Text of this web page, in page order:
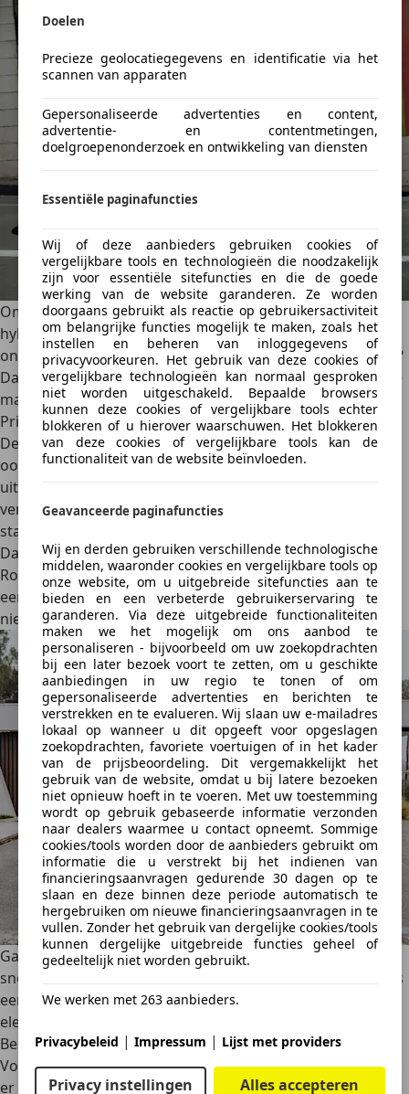
Doelen
Precieze geolocatiegegevens en identificatie via het
scannen van apparaten
Gepersonaliseerde advertenties en content,
advertentie- en contentmetingen,
doelgroepenonderzoek en ontwikkeling van diensten
Essentiële paginafuncties
Wij of deze aanbieders gebruiken cookies of
vergelijkbare tools en technologieën die noodzakelijk
zijn voor essentiële sitefuncties en die de goede
werking van de website garanderen. Ze worden
doorgaans gebruikt als reactie op gebruikersactiviteit
om belangrijke functies mogelijk te maken, zoals het
instellen en beheren van inloggegevens of
privacyvoorkeuren. Het gebruik van deze cookies of
vergelijkbare technologieën kan normaal gesproken
niet worden uitgeschakeld. Bepaalde browsers
kunnen deze cookies of vergelijkbare tools echter
blokkeren of u hierover waarschuwen. Het blokkeren
van deze cookies of vergelijkbare tools kan de
functionaliteit van de website beïnvloeden.
Geavanceerde paginafuncties
Wij en derden gebruiken verschillende technologische
middelen, waaronder cookies en vergelijkbare tools op
onze website, om u uitgebreide sitefuncties aan te
bieden en een verbeterde gebruikerservaring te
garanderen. Via deze uitgebreide functionaliteiten
maken we het mogelijk om ons aanbod te
personaliseren - bijvoorbeeld om uw zoekopdrachten
bij een later bezoek voort te zetten, om u geschikte
aanbiedingen in uw regio te tonen of om
gepersonaliseerde advertenties en berichten te
verstrekken en te evalueren. Wij slaan uw e-mailadres
lokaal op wanneer u dit opgeeft voor opgeslagen
zoekopdrachten, favoriete voertuigen of in het kader
van de prijsbeoordeling. Dit vergemakkelijkt het
gebruik van de website, omdat u bij latere bezoeken
niet opnieuw hoeft in te voeren. Met uw toestemming
wordt op gebruik gebaseerde informatie verzonden
naar dealers waarmee u contact opneemt. Sommige
cookies/tools worden door de aanbieders gebruikt om
informatie die u verstrekt bij het indienen van
financieringsaanvragen gedurende 30 dagen op te
slaan en deze binnen deze periode automatisch te
hergebruiken om nieuwe financieringsaanvragen in te
vullen. Zonder het gebruik van dergelijke cookies/tools
kunnen dergelijke uitgebreide functies geheel of
gedeeltelijk niet worden gebruikt.
We werken met 263 aanbieders.
Privacybeleid | Impressum | Lijst met providers
Privacy instellingen Alles accepteren
Om het plaatje helemaal af te maken doet de milde-
hybridemotor zijn duit in het zakje qua verbruik. Dat dook
onder de 6 l/100 km. Klinkt dat toch nog wat hoog voor je?
Dan wacht je beter op de full hybrid die later dit jaar op de
markt verschijnt.
Prijzen
De nieuwe generatie T-Roc werd grootser op alle vlakken,
ook op vlak van prijs. Dat komt natuurlijk door het
uitrusten van de T-Roc met een rist (door Europa)
verplichte veiligheidssnufjes, de groei in formaat en het
standaard naar voren schuiven van de 7-trapsautomaat.
Daardoor ben je in de basis 32.985 euro kwijt voor de T-
Roc, een kleine 1.300 euro meer dan wat je neerlegt voor
een VW Golf. Gezien de T-Roc echter gebruikmaakt van
nieuwere technologie is die meerprijs verwaarloosbaar.
Ga je echter wat vlot door de optielijsten, dan tikt het wel
snel aan. Ons testexemplaar klokte af op 45.000 euro. Da’s
een forse prijs voor een compacte crossover zonder
elektrische aandrijflijn.
Besluit
Volkswagens bestseller steekt in het nieuw. De T-Roc ziet
er niet alleen frisser uit, hij rijdt ook scherper en kan teren